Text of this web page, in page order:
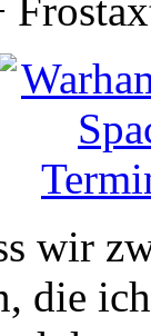
wir
die